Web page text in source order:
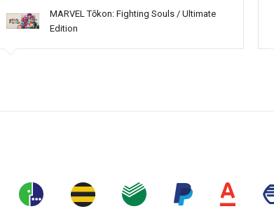
MARVEL Tōkon: Fighting Souls / Ultimate
Edition